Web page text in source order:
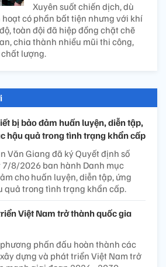
Xuyên suốt chiến dịch, dù
hoạt có phần bất tiện nhưng với khí
toàn đội đã hiệp đồng chặt chẽ
chia thành nhiều mũi thi công,
lượng.
bị bảo đảm huấn luyện, diễn tập,
hậu quả trong tình trạng khẩn cấp
Văn Giang đã ký Quyết định số
7/8/2026 ban hành Danh mục
cho huấn luyện, diễn tập, ứng
quả trong tình trạng khẩn cấp.
Việt Nam trở thành quốc gia
phấn đấu hoàn thành các
dựng và phát triển Việt Nam trở